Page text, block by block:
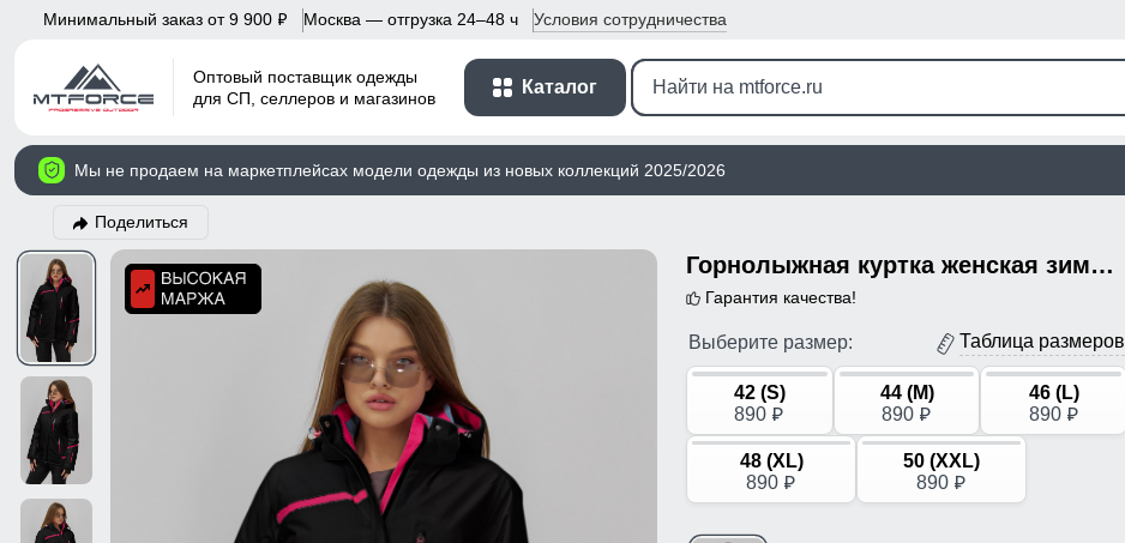
Минимальный заказ от 9 900 p Москва — отгрузка 24–48 ч Условия сотрудничества
Оптовый поставщик одежды
для СП, селлеров и магазинов
Каталог
Мы не продаем на маркетплейсах модели одежды из новых коллекций 2025/2026
Поделиться
Горнолыжная куртка женская зимняя черного цвета 7091Ch
Гарантия качества!
Выберите размер: Таблица размеров
42 (S)
890 p
44 (M)
890 p
46 (L)
890 p
48 (XL)
890 p
50 (XXL)
890 p